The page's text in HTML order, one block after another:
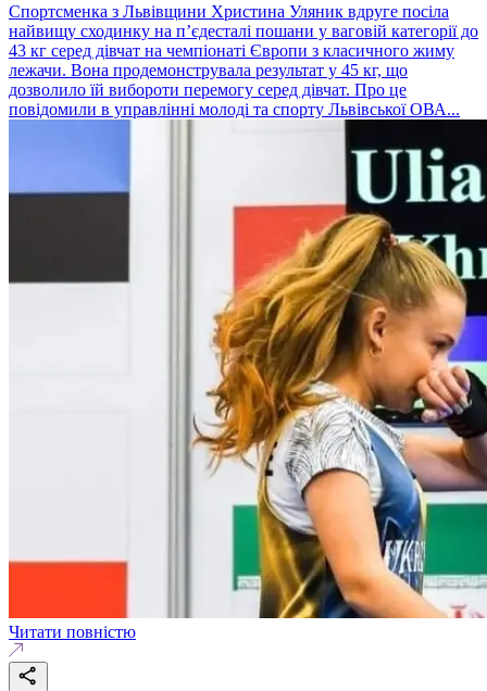
Спортсменка з Львівщини Христина Уляник вдруге посіла
найвищу сходинку на п’єдесталі пошани у ваговій категорії до
43 кг серед дівчат на чемпіонаті Європи з класичного жиму
лежачи. Вона продемонструвала результат у 45 кг, що
дозволило їй вибороти перемогу серед дівчат. Про це
повідомили в управлінні молоді та спорту Львівської ОВА...
Читати повністю